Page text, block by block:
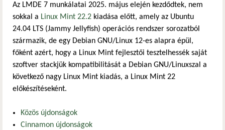
Az LMDE 7 munkálatai 2025. május elején kezdődtek, nem
sokkal a Linux Mint 22.2 kiadása előtt, amely az Ubuntu
24.04 LTS (Jammy Jellyfish) operációs rendszer sorozatból
származik, de egy Debian GNU/Linux 12-es alapra épül,
főként azért, hogy a Linux Mint fejlesztői tesztelhessék saját
szoftver stackjük kompatibilitását a Debian GNU/Linuxszal a
következő nagy Linux Mint kiadás, a Linux Mint 22
előkészítéseként.
Közös újdonságok
Cinnamon újdonságok